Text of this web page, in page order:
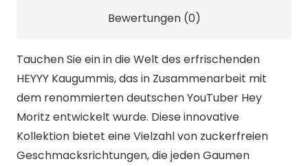
Bewertungen (0)
Tauchen Sie ein in die Welt des erfrischenden
HEYYY Kaugummis, das in Zusammenarbeit mit
dem renommierten deutschen YouTuber Hey
Moritz entwickelt wurde. Diese innovative
Kollektion bietet eine Vielzahl von zuckerfreien
Geschmacksrichtungen, die jeden Gaumen